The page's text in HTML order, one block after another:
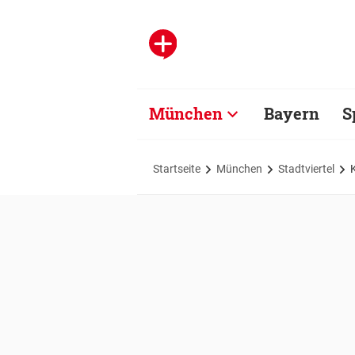
München Bayern
Startseite München Stadtviertel